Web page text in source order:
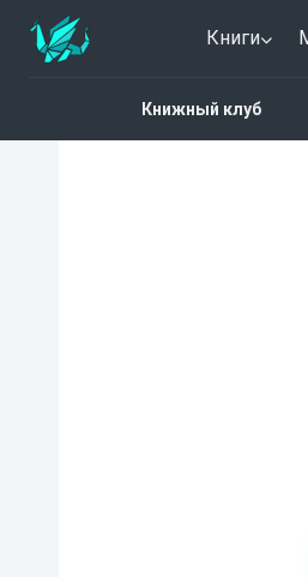
Книги
Книжный клуб
Нет оценок